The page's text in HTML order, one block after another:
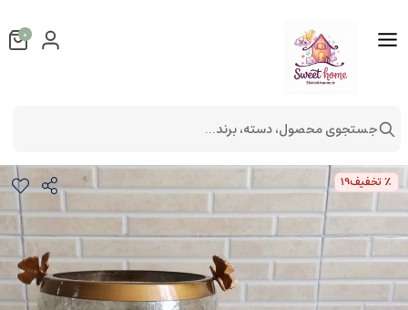
٪ تخفیف19
0
جستجوی محصول، دسته، برند...